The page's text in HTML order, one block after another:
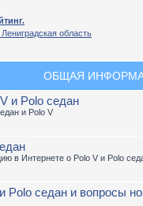
область
ОБЩАЯ
и Polo седан
и Polo V
в Интернете о Polo V и Polo
седан и вопросы